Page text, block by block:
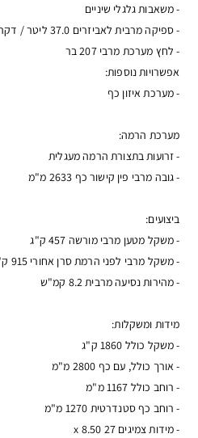
- משאבות גלגלי שיניים
- ספיקה מרבית לאביזרים 37.0 ליטר / דקה
- לחץ מערכת מרבי 207 בר
אפשרויות נוספות:
- מערכת איזון כף
מערכת הרמה:
- זרועות בתצורת הרמה מעגלית
- גובה מרבי פין קישור כף 2633 מ"מ
ביצועים:
- משקל מטען מרבי מורשה 457 ק"ג
- משקל מרבי לפני הרמת סרן אחורי 915 ק"ג
- מהירות נסיעה מרבית 8.2 קמ"ש
מידות ומשקלות:
- משקל כולל 1860 ק"ג
- אורך כולל, עם כף 2800 מ"מ
- רוחב כולל 1167 מ"מ
- רוחב כף סטנדרטית 1270 מ"מ
- מידות צמיגים 27 x 8.50